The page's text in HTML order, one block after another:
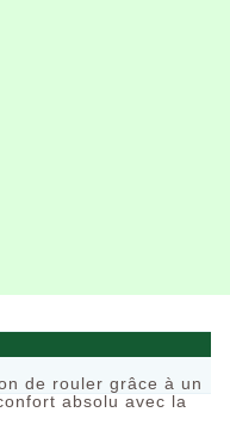
de rouler grâce à un
absolu avec la